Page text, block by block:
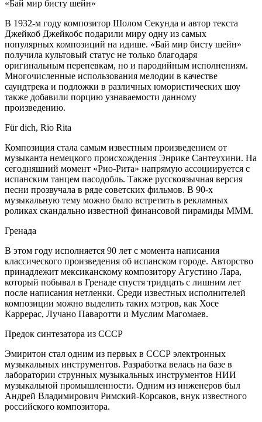
«Бай мир бисту шейн»
В 1932-м году композитор Шолом Секунда и автор текста
Джейкоб Джейкобс подарили миру одну из самых
популярных композиций на идише. «Бай мир бисту шейн»
получила культовый статус не только благодаря
оригинальным перепевкам, но и пародийным исполнениям.
Многочисленные использования мелодии в качестве
саундтрека и подложки в различных юмористических шоу
также добавили порцию узнаваемости данному
произведению.
Für dich, Rio Rita
Композиция стала самым известным произведением от
музыканта немецкого происхождения Энрике Сантеухини. На
сегодняшний момент «Рио-Рита» напрямую ассоциируется с
испанским танцем пасодобль. Также русскоязычная версия
песни прозвучала в ряде советских фильмов. В 90-х
музыкальную тему можно было встретить в рекламных
роликах скандально известной финансовой пирамиды МММ.
Гренада
В этом году исполняется 90 лет с момента написания
классического произведения об испанском городе. Авторство
принадлежит мексиканскому композитору Агустино Лара,
который побывал в Гренаде спустя тридцать с лишним лет
после написания нетленки. Среди известных исполнителей
композиции можно выделить таких мэтров, как Хосе
Каррерас, Лучано Паваротти и Муслим Магомаев.
Предок синтезатора из СССР
Эмиритон стал одним из первых в СССР электронных
музыкальных инструментов. Разработка велась на базе в
лаборатории струнных музыкальных инструментов НИИ
музыкальной промышленности. Одним из инженеров был
Андрей Владимирович Римский-Корсаков, внук известного
российского композитора.